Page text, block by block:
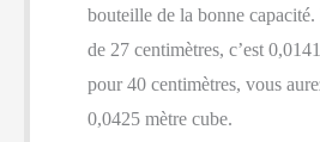
bouteille de la bonne
de 27 centimètres, c’est
pour 40 centimètres, vous
0,0425 mètre cube.